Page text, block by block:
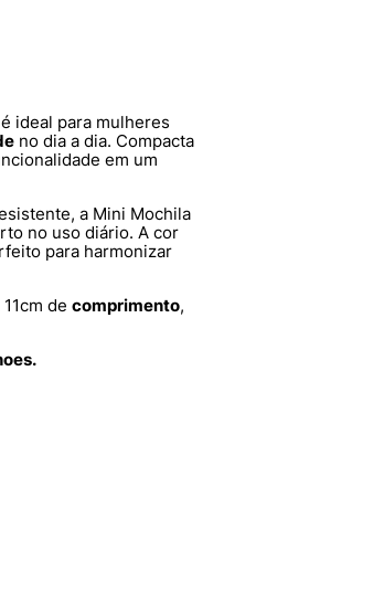
é ideal para mulheres
no dia a dia. Compacta
em um
a Mini Mochila
no uso diário. A cor
para harmonizar
11cm de comprimento,